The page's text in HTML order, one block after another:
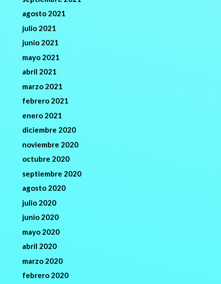
agosto 2021
julio 2021
junio 2021
mayo 2021
abril 2021
marzo 2021
febrero 2021
enero 2021
diciembre 2020
noviembre 2020
octubre 2020
septiembre 2020
agosto 2020
julio 2020
junio 2020
mayo 2020
abril 2020
marzo 2020
febrero 2020